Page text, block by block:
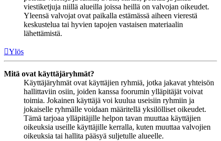
viestiketjuja niillä alueilla joissa heillä on valvojan oikeudet.
Yleensä valvojat ovat paikalla estämässä aiheen vierestä
keskustelua tai hyvien tapojen vastaisen materiaalin
lähettämistä.
Ylös
Mitä ovat käyttäjäryhmät?
Käyttäjäryhmät ovat käyttäjien ryhmiä, jotka jakavat yhteisön
hallittaviin osiin, joiden kanssa foorumin ylläpitäjät voivat
toimia. Jokainen käyttäjä voi kuulua useisiin ryhmiin ja
jokaiselle ryhmälle voidaan määritellä yksilölliset oikeudet.
Tämä tarjoaa ylläpitäjille helpon tavan muuttaa käyttäjien
oikeuksia useille käyttäjille kerralla, kuten muuttaa valvojien
oikeuksia tai hallita pääsyä suljetulle alueelle.